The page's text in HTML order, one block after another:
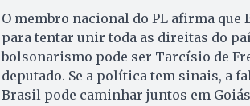
O membro nacional do PL afirma
para tentar unir toda as direitas do
bolsonarismo pode ser Tarcísio de
deputado. Se a política tem sinais, a
Brasil pode caminhar juntos em